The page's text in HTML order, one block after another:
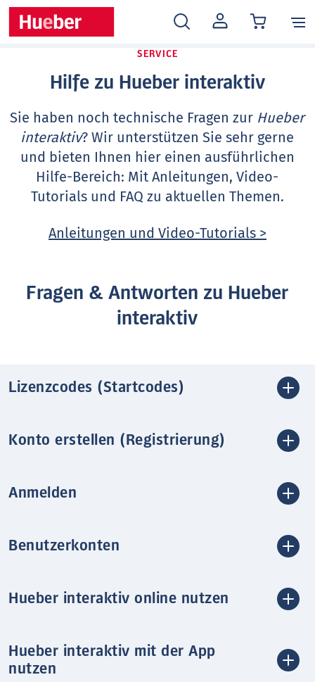
MEIN
KONTO
SERVICE
Hilfe zu Hueber interaktiv
Sie haben noch technische Fragen zur Hueber
interaktiv? Wir unterstützen Sie sehr gerne
und bieten Ihnen hier einen ausführlichen
Hilfe-Bereich: Mit Anleitungen, Video-
Tutorials und FAQ zu aktuellen Themen.
Anleitungen und Video-Tutorials >
Fragen & Antworten zu Hueber
interaktiv
Lizenzcodes (Startcodes)
Konto erstellen (Registrierung)
Anmelden
Benutzerkonten
Hueber interaktiv online nutzen
Hueber interaktiv mit der App
nutzen